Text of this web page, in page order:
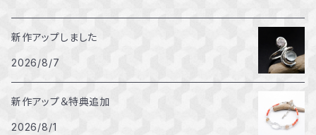
新作アップしました
2026/8/7
新作アップ＆特典追加
2026/8/1